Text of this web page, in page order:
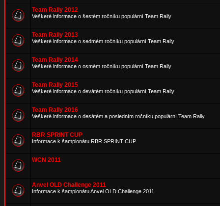
Team Rally 2012
Veškeré informace o šestém ročníku populární Team Rally
Team Rally 2013
Veškeré informace o sedmém ročníku populární Team Rally
Team Rally 2014
Veškeré informace o osmém ročníku populární Team Rally
Team Rally 2015
Veškeré informace o devátém ročníku populární Team Rally
Team Rally 2016
Veškeré informace o desátém a posledním ročníku populární Team Rally
RBR SPRINT CUP
Informace k šampionátu RBR SPRINT CUP
WCN 2011
Anvel OLD Challenge 2011
Informace k šampionátu Anvel OLD Challenge 2011